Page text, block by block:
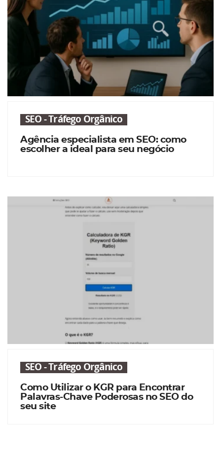
SEO - Tráfego Orgânico
Agência especialista em SEO: como
escolher a ideal para seu negócio
SEO - Tráfego Orgânico
Como Utilizar o KGR para Encontrar
Palavras-Chave Poderosas no SEO do
seu site